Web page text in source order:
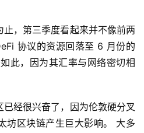
，第三季度看起来并不像前两
协议的资源回落至 6 月份的
此，因为其汇率与网络密切相
经很兴奋了，因为伦敦硬分叉
坊区块链产生巨大影响。 大多